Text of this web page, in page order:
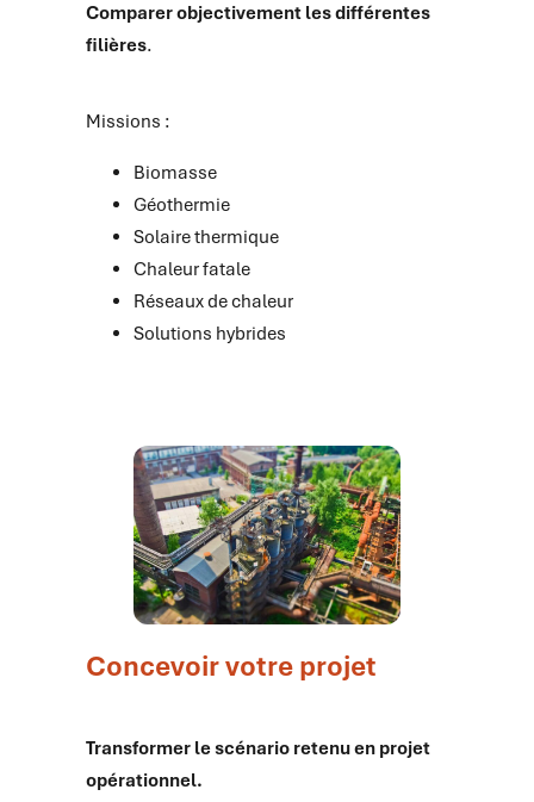
Comparer objectivement les différentes
filières.
Missions :
Biomasse
Géothermie
Solaire thermique
Chaleur fatale
Réseaux de chaleur
Solutions hybrides
Concevoir votre projet
Transformer le scénario retenu en projet
opérationnel.